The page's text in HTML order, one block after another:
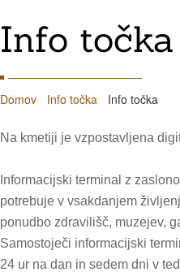
Info točka
Domov Info točka Info točka
Na kmetiji je vzpostavljena
Informacijski terminal z
potrebuje v vsakdanjem
ponudbo zdravilišč, muzejev,
Samostoječi informacijski
24 ur na dan in sedem dni v